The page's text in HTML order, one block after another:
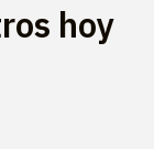
hoy